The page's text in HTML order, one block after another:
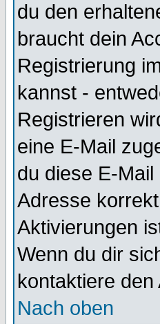
du den
braucht dein
Registrierung
kannst -
Registrieren
eine E-Mail
du diese E-
Adresse
Aktivierungen
Wenn du dir
kontaktiere den
Nach oben